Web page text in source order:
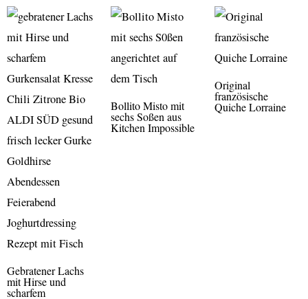
Gebratener Lachs
mit Hirse und
scharfem
Bollito Misto mit
sechs Soßen aus
Kitchen Impossible
Original
französische
Quiche Lorraine